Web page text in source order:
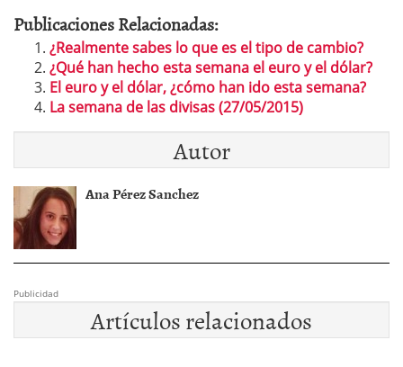
Publicaciones Relacionadas:
¿Realmente sabes lo que es el tipo de cambio?
¿Qué han hecho esta semana el euro y el dólar?
El euro y el dólar, ¿cómo han ido esta semana?
La semana de las divisas (27/05/2015)
Autor
Ana Pérez Sanchez
Publicidad
Artículos relacionados